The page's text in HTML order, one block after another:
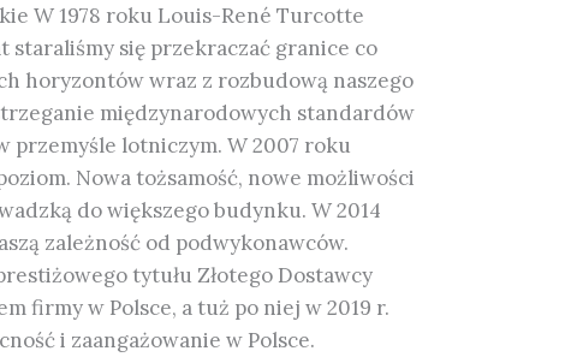
W 1978 roku Louis-René Turcotte
staraliśmy się przekraczać granice co
horyzontów wraz z rozbudową naszego
międzynarodowych standardów
przemyśle lotniczym. W 2007 roku
Nowa tożsamość, nowe możliwości
do większego budynku. W 2014
zależność od podwykonawców.
tytułu Złotego Dostawcy
firmy w Polsce, a tuż po niej w 2019 r.
i zaangażowanie w Polsce.